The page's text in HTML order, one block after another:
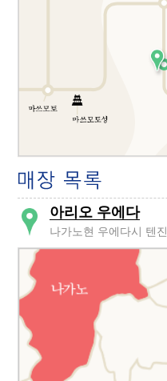
아리오 우에다
나가노현 우에다시 텐